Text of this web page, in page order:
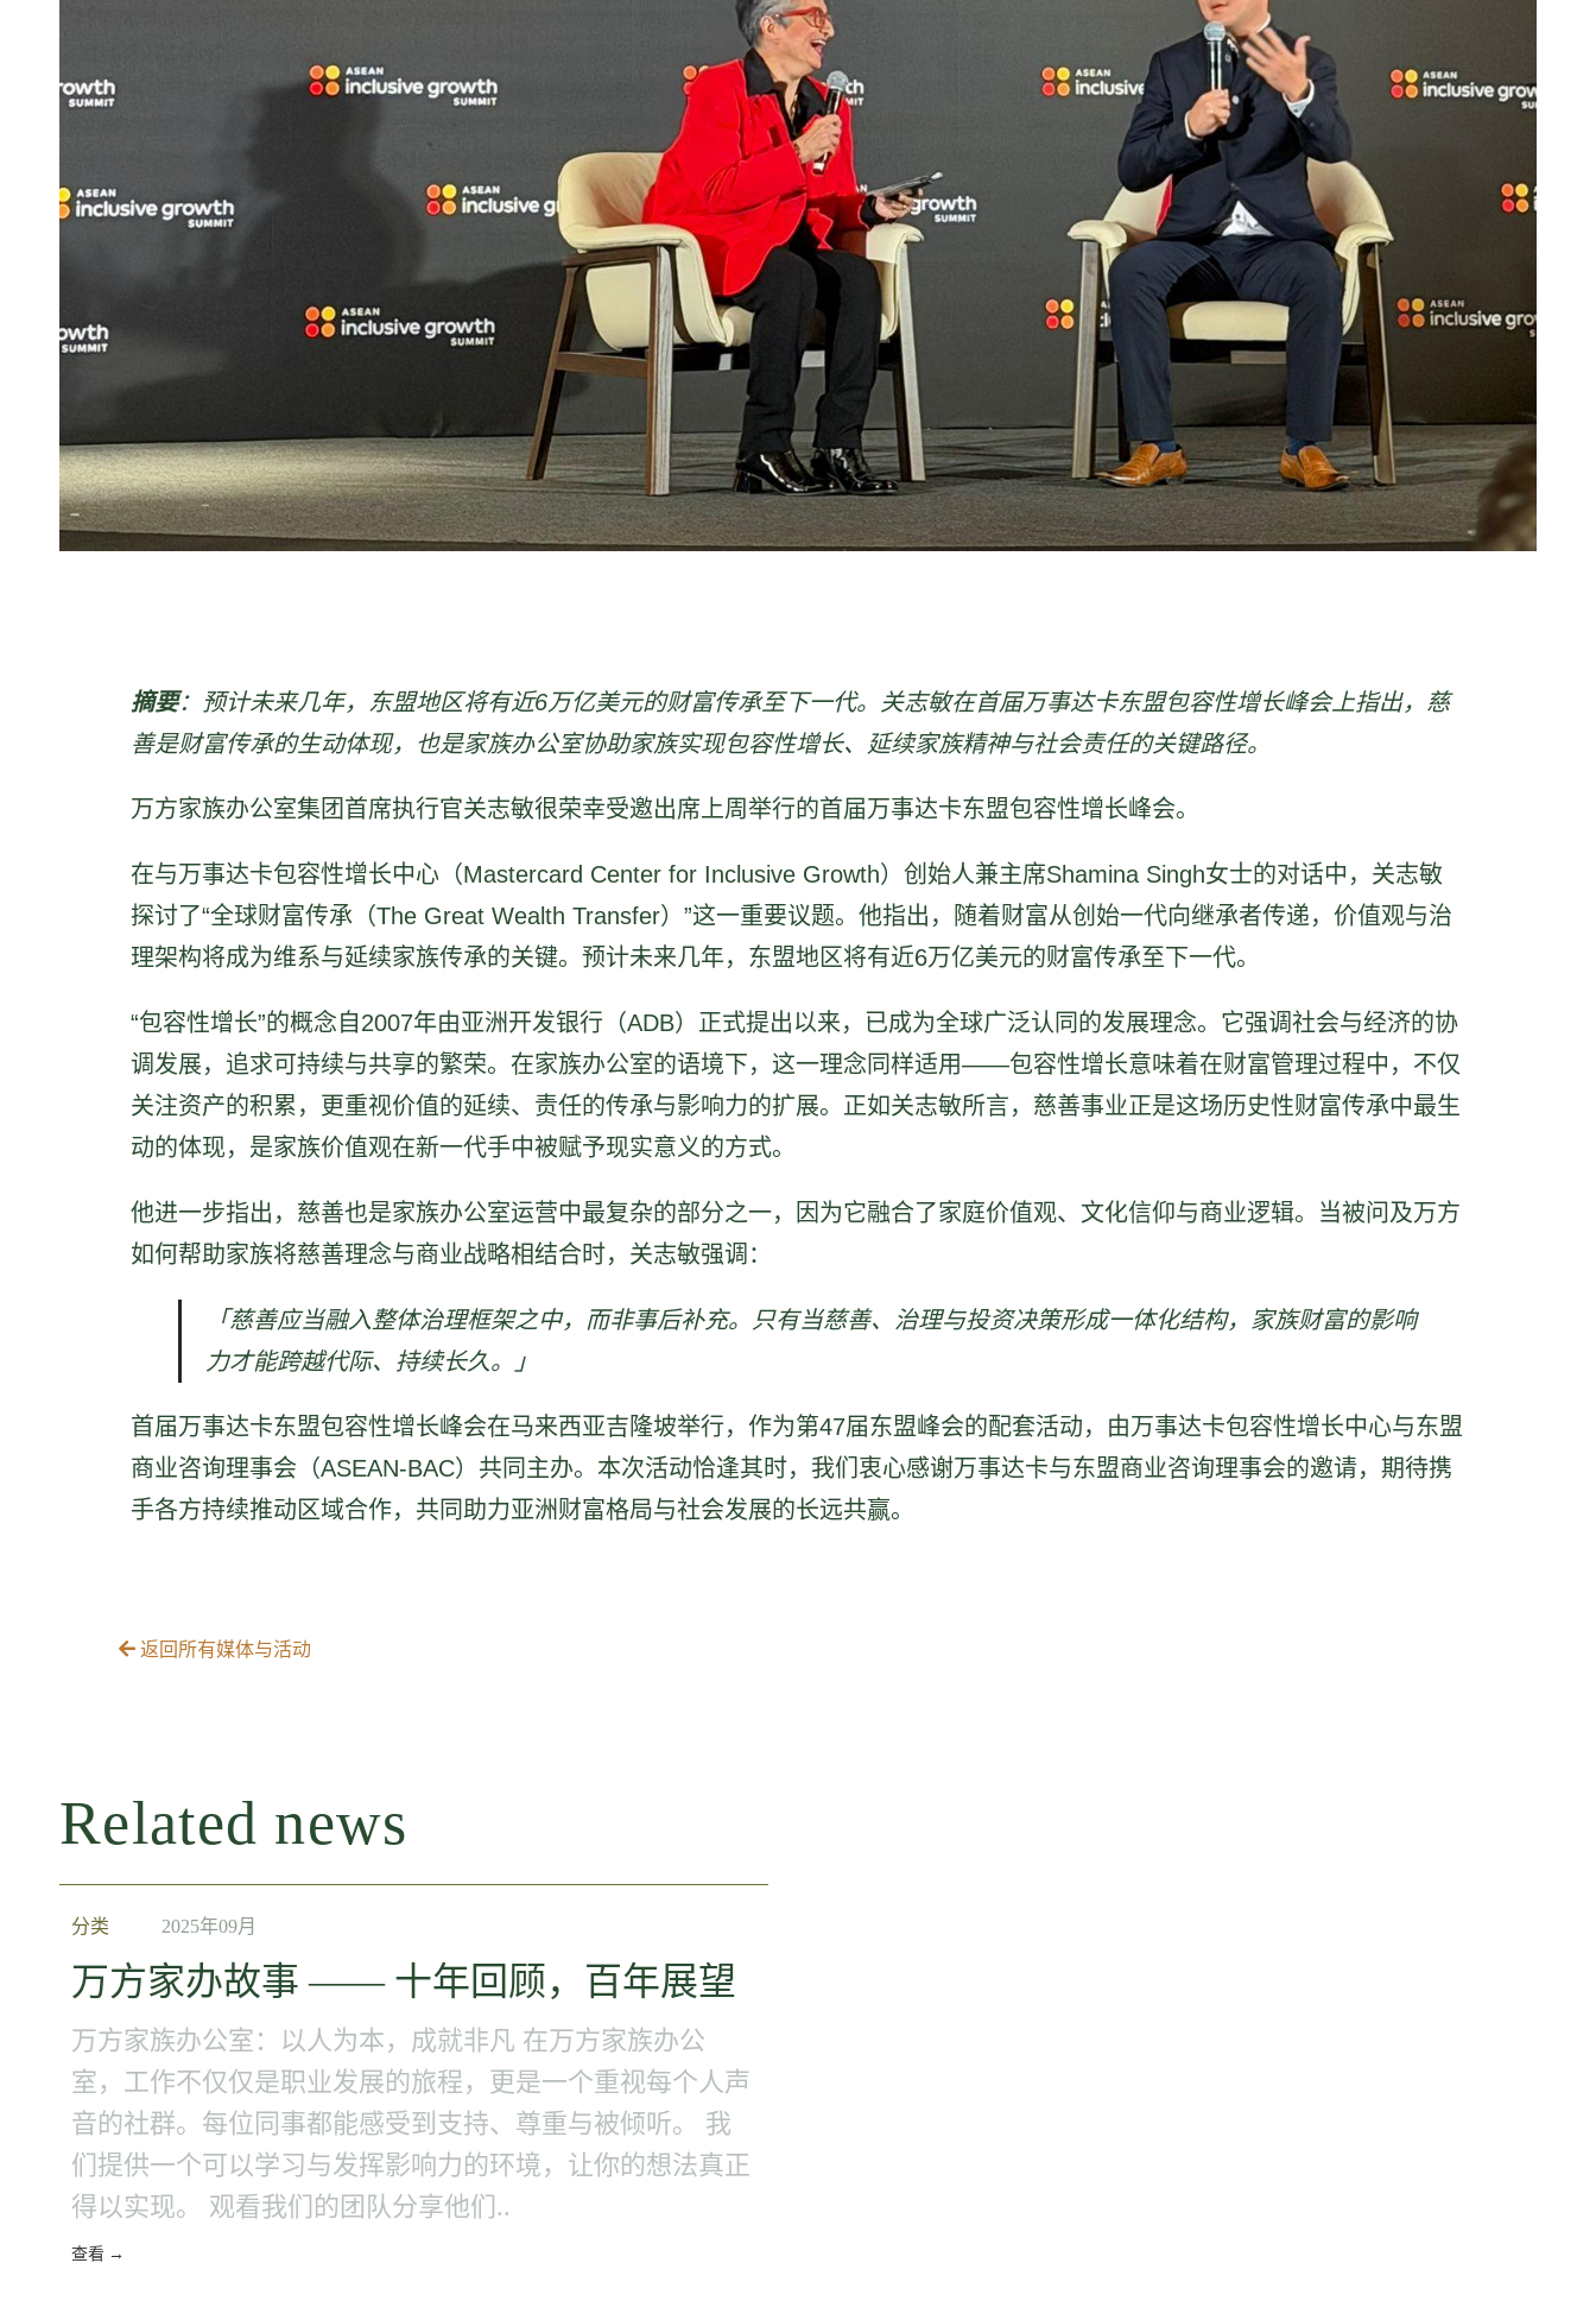
摘要：预计未来几年，东盟地区将有近6万亿美元的财富传承至下一代。关志敏在首届万事达卡东盟包容性增长峰会上指出，慈
善是财富传承的生动体现，也是家族办公室协助家族实现包容性增长、延续家族精神与社会责任的关键路径。
万方家族办公室集团首席执行官关志敏很荣幸受邀出席上周举行的首届万事达卡东盟包容性增长峰会。
在与万事达卡包容性增长中心（Mastercard Center for Inclusive Growth）创始人兼主席Shamina Singh女士的对话中，关志敏
探讨了“全球财富传承（The Great Wealth Transfer）”这一重要议题。他指出，随着财富从创始一代向继承者传递，价值观与治
理架构将成为维系与延续家族传承的关键。预计未来几年，东盟地区将有近6万亿美元的财富传承至下一代。
“包容性增长”的概念自2007年由亚洲开发银行（ADB）正式提出以来，已成为全球广泛认同的发展理念。它强调社会与经济的协
调发展，追求可持续与共享的繁荣。在家族办公室的语境下，这一理念同样适用——包容性增长意味着在财富管理过程中，不仅
关注资产的积累，更重视价值的延续、责任的传承与影响力的扩展。正如关志敏所言，慈善事业正是这场历史性财富传承中最生
动的体现，是家族价值观在新一代手中被赋予现实意义的方式。
他进一步指出，慈善也是家族办公室运营中最复杂的部分之一，因为它融合了家庭价值观、文化信仰与商业逻辑。当被问及万方
如何帮助家族将慈善理念与商业战略相结合时，关志敏强调：
「慈善应当融入整体治理框架之中，而非事后补充。只有当慈善、治理与投资决策形成一体化结构，家族财富的影响
力才能跨越代际、持续长久。」
首届万事达卡东盟包容性增长峰会在马来西亚吉隆坡举行，作为第47届东盟峰会的配套活动，由万事达卡包容性增长中心与东盟
商业咨询理事会（ASEAN-BAC）共同主办。本次活动恰逢其时，我们衷心感谢万事达卡与东盟商业咨询理事会的邀请，期待携
手各方持续推动区域合作，共同助力亚洲财富格局与社会发展的长远共赢。
返回所有媒体与活动
Related news
分类 2025年09月
万方家办故事 —— 十年回顾，百年展望
万方家族办公室：以人为本，成就非凡 在万方家族办公
室，工作不仅仅是职业发展的旅程，更是一个重视每个人声
音的社群。每位同事都能感受到支持、尊重与被倾听。 我
们提供一个可以学习与发挥影响力的环境，让你的想法真正
得以实现。 观看我们的团队分享他们..
查看 →